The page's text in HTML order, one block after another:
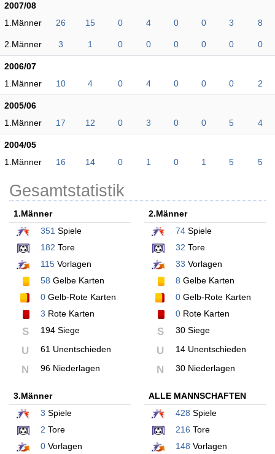
2007/08
1.Männer
26 15 0 4 0 0 3 8
2.Männer 3 1 0 0 0 0 0 0
2006/07
1.Männer
10 4 0 4 0 0 0 2
2005/06
1.Männer
17 12 0 3 0 0 5 4
2004/05
1.Männer
16 14 0 1 0 1 5 5
Gesamtstatistik
1.Männer
351 Spiele
182 Tore
115 Vorlagen
58 Gelbe Karten
0 Gelb-Rote Karten
3 Rote Karten
S 194 Siege
U 61 Unentschieden
N 96 Niederlagen
2.Männer
74Spiele
32 Tore
33 Vorlagen
8 Gelbe Karten
0Gelb-Rote Karten
0Rote Karten
S 30 Siege
U 14 Unentschieden
N 30 Niederlagen
3.Männer
3 Spiele
2 Tore
0 Vorlagen
ALLE MANNSCHAFTEN
428 Spiele
216 Tore
148 Vorlagen